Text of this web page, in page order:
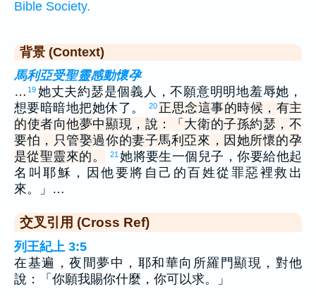
Bible Society.
背景 (Context)
馬利亞受聖靈感動懷孕
… 19 她丈夫約瑟是個義人，不願意明明地羞辱她，
想要暗暗地把她休了。
20 正思念這事的時候，有主
的使者向他夢中顯現，說：「大衛的子孫約瑟，不
要怕，只管娶過你的妻子馬利亞來，因她所懷的孕
是從聖靈來的。
21 她將要生一個兒子，你要給他起
名叫耶穌，因他要將自己的百姓從罪惡裡救出
來。」…
交叉引用 (Cross Ref)
列王紀上 3:5
在基遍，夜間夢中，耶和華向所羅門顯現，對他
說：「你願我賜你什麼，你可以求。」